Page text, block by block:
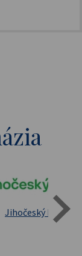
Jihočeský kraj